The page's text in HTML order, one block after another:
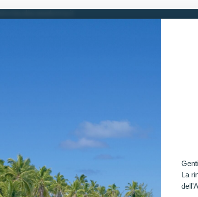
La
disposta verificazione per candidato escluso per “PR
3763 allievi carabinieri: disposta verificazione per candidato
13, 2024